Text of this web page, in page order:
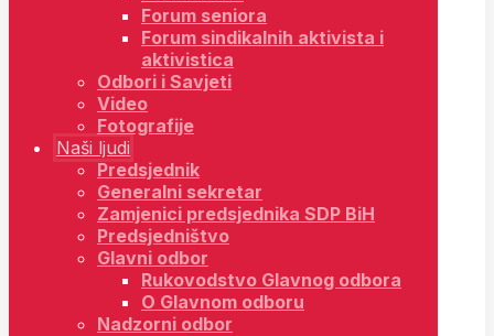
Forum seniora
Forum sindikalnih aktivista i
aktivistica
Odbori i Savjeti
Video
Fotografije
Naši ljudi
Predsjednik
Generalni sekretar
Zamjenici predsjednika SDP BiH
Predsjedništvo
Glavni odbor
Rukovodstvo Glavnog odbora
O Glavnom odboru
Nadzorni odbor